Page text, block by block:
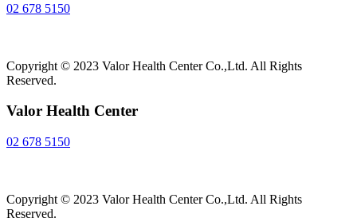
02 678 5150
Copyright © 2023 Valor Health Center Co.,Ltd. All Rights
Reserved.
Valor Health Center
02 678 5150
Copyright © 2023 Valor Health Center Co.,Ltd. All Rights
Reserved.